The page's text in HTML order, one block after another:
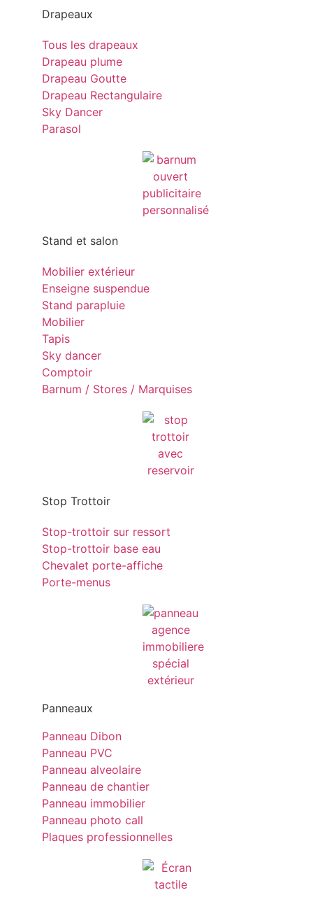
Drapeaux
Tous les drapeaux
Drapeau plume
Drapeau Goutte
Drapeau Rectangulaire
Sky Dancer
Parasol
Stand et salon
Mobilier extérieur
Enseigne suspendue
Stand parapluie
Mobilier
Tapis
Sky dancer
Comptoir
Barnum / Stores / Marquises
Stop Trottoir
Stop-trottoir sur ressort
Stop-trottoir base eau
Chevalet porte-affiche
Porte-menus
Panneaux
Panneau Dibon
Panneau PVC
Panneau alveolaire
Panneau de chantier
Panneau immobilier
Panneau photo call
Plaques professionnelles